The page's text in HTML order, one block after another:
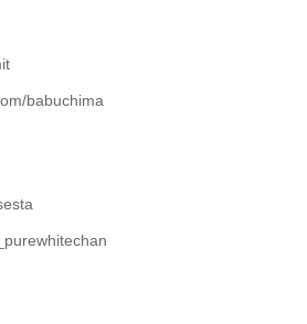
babuchima